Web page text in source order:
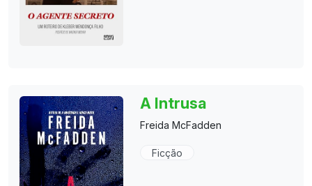
A Intrusa
Freida McFadden
Ficção